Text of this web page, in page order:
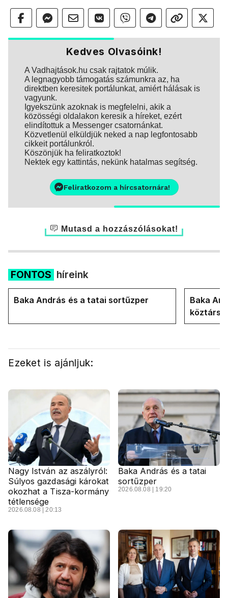
Kedves Olvasóink!
A Vadhajtások.hu csak rajtatok múlik.
A legnagyobb támogatás számunkra az, ha
direktben keresitek portálunkat, amiért hálásak is
vagyunk.
Igyekszünk azoknak is megfelelni, akik a
közösségi oldalakon keresik a híreket, ezért
elindítottuk a Messenger csatornánkat.
Közvetlenül elküldjük neked a nap legfontosabb
cikkeit portálunkról.
Köszönjük ha feliratkoztok!
Nektek egy kattintás, nekünk hatalmas segítség.
Feliratkozom a hírcsatornára!
Mutasd a hozzászólásokat!
FONTOS híreink
Baka András és a tatai sortűzper
Baka
Ezeket is ajánljuk:
Nagy István az aszályról:
Súlyos gazdasági károkat
okozhat a Tisza-kormány
tétlensége
2026.08.08 | 20:13
Baka András és a tatai
sortűzper
2026.08.08 | 19:20